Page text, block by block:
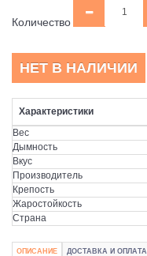
Количество
НЕТ В НАЛИЧИИ
Характеристики
Вес
Дымность
Вкус
Производитель
Крепость
Жаростойкость
Страна
ОПИСАНИЕ ДОСТАВКА И ОПЛАТА